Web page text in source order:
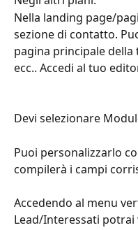
Nella landing page/
sezione di contatto.
pagina principale della
ecc.. Accedi al tuo
Devi selezionare
Puoi personalizzarlo
compilerà i campi
Accedendo al menu
Lead/Interessati potrai